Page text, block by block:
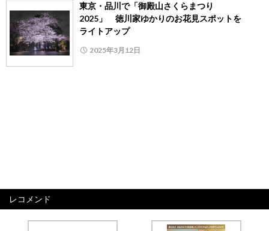
東京・品川で「御殿山さくらまつり
2025」 徳川家ゆかりのお花見スポットを
ライトアップ
2025年3月12日
レコメンド